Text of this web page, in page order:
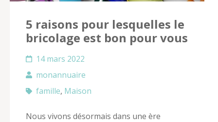
5 raisons pour lesquelles le
bricolage est bon pour vous
14 mars 2022
monannuaire
famille, Maison
Nous vivons désormais dans une ère